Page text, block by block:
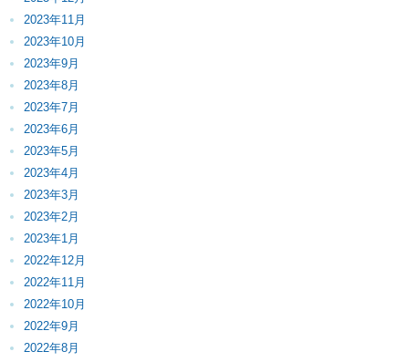
2023年11月
2023年10月
2023年9月
2023年8月
2023年7月
2023年6月
2023年5月
2023年4月
2023年3月
2023年2月
2023年1月
2022年12月
2022年11月
2022年10月
2022年9月
2022年8月